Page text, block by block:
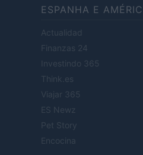
ESPANHA E
Actualidad
Finanzas 24
Investindo 365
Think.es
Viajar 365
ES Newz
Pet Story
Encocina